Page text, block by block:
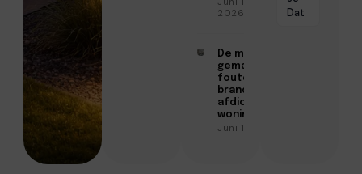
2026
De meest
gemaakte
fouten bij
brandwerend
afdichten in
woningen
Juni 10, 2026
Dat